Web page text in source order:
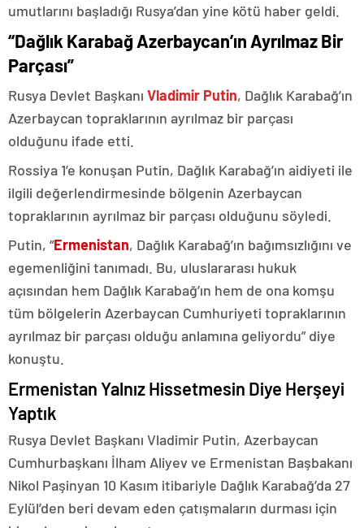
umutlarını başladığı Rusya’dan yine kötü haber geldi.
“Dağlık Karabağ Azerbaycan’ın Ayrılmaz Bir
Parçası”
Rusya Devlet Başkanı Vladimir Putin, Dağlık Karabağ’ın
Azerbaycan topraklarının ayrılmaz bir parçası
olduğunu ifade etti.
Rossiya 1’e konuşan Putin, Dağlık Karabağ’ın aidiyeti ile
ilgili değerlendirmesinde bölgenin Azerbaycan
topraklarının ayrılmaz bir parçası olduğunu söyledi.
Putin, “Ermenistan, Dağlık Karabağ’ın bağımsızlığını ve
egemenliğini tanımadı. Bu, uluslararası hukuk
açısından hem Dağlık Karabağ’ın hem de ona komşu
tüm bölgelerin Azerbaycan Cumhuriyeti topraklarının
ayrılmaz bir parçası olduğu anlamına geliyordu” diye
konuştu.
Ermenistan Yalnız Hissetmesin Diye Herşeyi
Yaptık
Rusya Devlet Başkanı Vladimir Putin, Azerbaycan
Cumhurbaşkanı İlham Aliyev ve Ermenistan Başbakanı
Nikol Paşinyan 10 Kasım itibariyle Dağlık Karabağ’da 27
Eylül’den beri devam eden çatışmaların durması için